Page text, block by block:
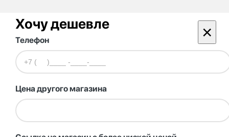
Хочу дешевле ×
Телефон
Цена другого магазина